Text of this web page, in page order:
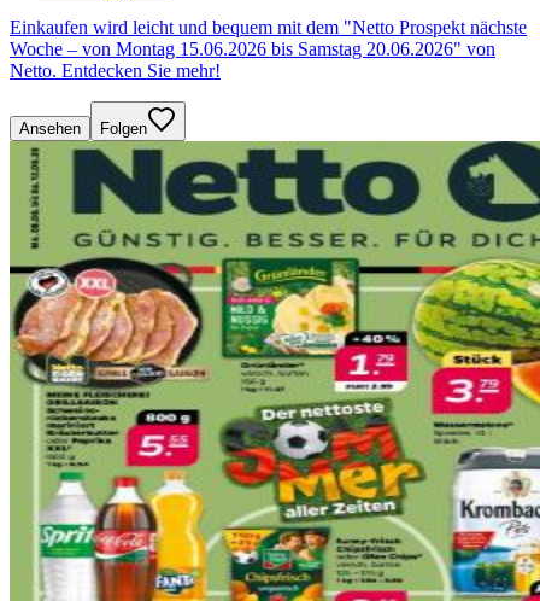
Einkaufen wird leicht und bequem mit dem "Netto Prospekt nächste
Woche – von Montag 15.06.2026 bis Samstag 20.06.2026" von
Netto. Entdecken Sie mehr!
Ansehen Folgen